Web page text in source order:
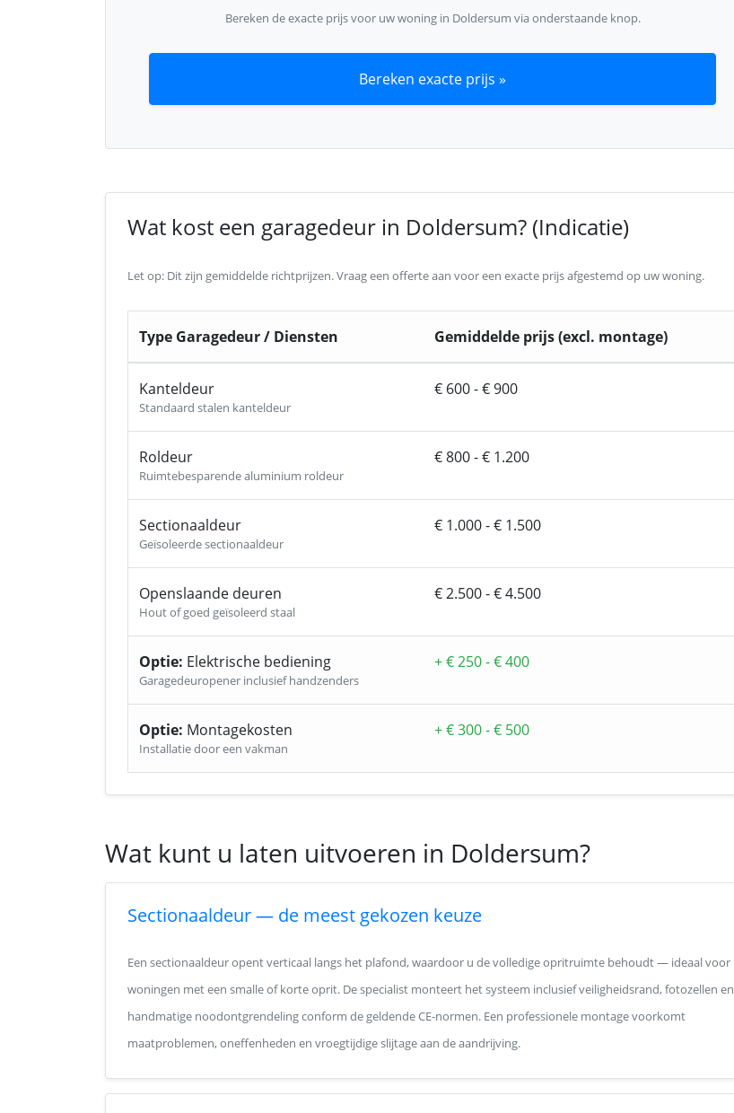
Bereken de exacte prijs voor uw woning in Doldersum via onderstaande knop.
Bereken exacte prijs »
Wat kost een garagedeur in Doldersum? (Indicatie)
Let op: Dit zijn gemiddelde richtprijzen. Vraag een offerte aan voor een exacte prijs afgestemd op uw woning.
Type Garagedeur / Diensten Gemiddelde prijs (excl. montage)
Kanteldeur
Standaard stalen kanteldeur
€ 600 - € 900
Roldeur
Ruimtebesparende aluminium roldeur
€ 800 - € 1.200
Sectionaaldeur
Geïsoleerde sectionaaldeur
€ 1.000 - € 1.500
Openslaande deuren
Hout of goed geïsoleerd staal
€ 2.500 - € 4.500
Optie: Elektrische bediening
Garagedeuropener inclusief handzenders
+ € 250 - € 400
Optie: Montagekosten
Installatie door een vakman
+ € 300 - € 500
Wat kunt u laten uitvoeren in Doldersum?
Sectionaaldeur — de meest gekozen keuze
Een sectionaaldeur opent verticaal langs het plafond, waardoor u de volledige opritruimte behoudt — ideaal voor
woningen met een smalle of korte oprit. De specialist monteert het systeem inclusief veiligheidsrand, fotozellen en
handmatige noodontgrendeling conform de geldende CE-normen. Een professionele montage voorkomt
maatproblemen, oneffenheden en vroegtijdige slijtage aan de aandrijving.